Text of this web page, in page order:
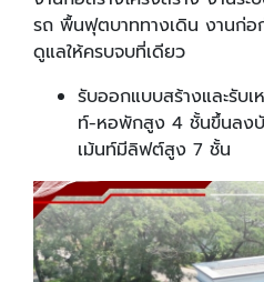
รถ พื้นฟุตบาททางเดิน งานก่อ
ดูแลให้ครบจบที่เดียว
รับออกแบบสร้างและรับ
ท์-หอพักสูง 4 ชั้นขึ้นลงบั
เม้นท์มีลิฟต์สูง 7 ชั้น